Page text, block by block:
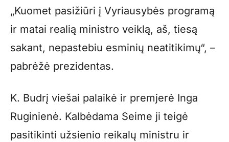
„Kuomet pasižiūri į Vyriausybės programą
ir matai realią ministro veiklą, aš, tiesą
sakant, nepastebiu esminių neatitikimų“, –
pabrėžė prezidentas.
K. Budrį viešai palaikė ir premjerė Inga
Ruginienė. Kalbėdama Seime ji teigė
pasitikinti užsienio reikalų ministru ir